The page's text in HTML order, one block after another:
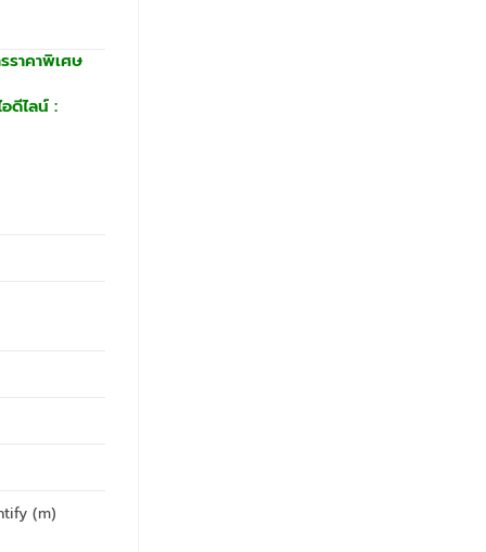
ราคาพิเศษ
ดีไลน์ :
(m)